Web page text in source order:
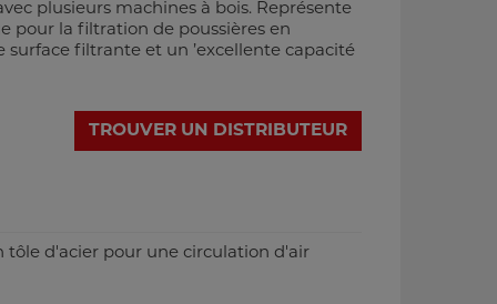
plusieurs machines à bois. Représente
pour la filtration de poussières en
surface filtrante et un ’excellente capacité
TROUVER UN DISTRIBUTEUR
tôle d'acier pour une circulation d'air